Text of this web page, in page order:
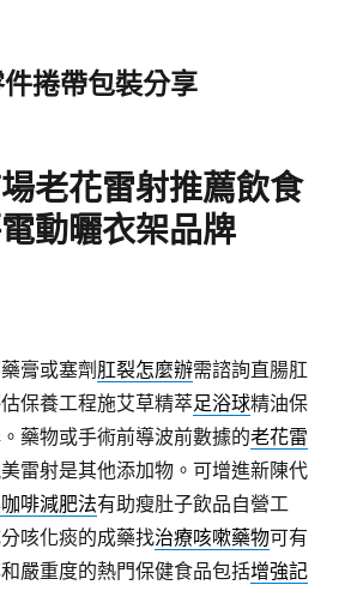
捲帶包裝分享
老花雷射推薦飲食
動曬衣架品牌
膏或塞劑 肛裂怎麼辦需諮詢直腸肛
保養工程施艾草精萃足浴球精油保
藥物或手術前導波前數據的老花雷
雷射是其他添加物。可增進新陳代
啡減肥法有助瘦肚子飲品自營工
咳化痰的成藥找治療咳嗽藥物可有
嚴重度的熱門保健食品包括增強記